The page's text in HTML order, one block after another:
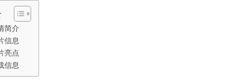
简介
信息
亮点
信息